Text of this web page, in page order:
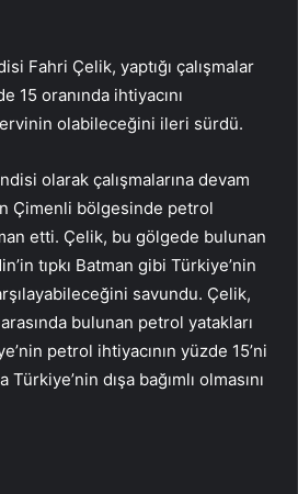
Fahri Çelik, yaptığı çalışmalar
15 oranında ihtiyacını
olabileceğini ileri sürdü.
olarak çalışmalarına devam
Çimenli bölgesinde petrol
etti. Çelik, bu gölgede bulunan
tıpkı Batman gibi Türkiye’nin
savundu. Çelik,
arasında bulunan petrol yatakları
petrol ihtiyacının yüzde 15’ni
dışa bağımlı olmasını